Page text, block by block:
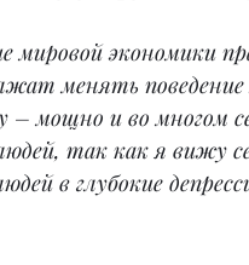
мировой экономики
менять
мощно и во многом
так как я вижу
в глубокие